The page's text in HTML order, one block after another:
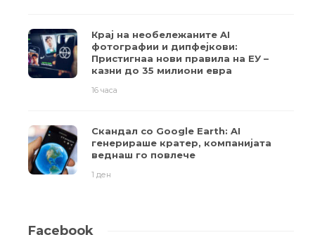
Крај на необележаните AI
фотографии и дипфејкови:
Пристигнаа нови правила на ЕУ –
казни до 35 милиони евра
16 часа
Скандал со Google Earth: AI
генерираше кратер, компанијата
веднаш го повлече
1 ден
Facebook